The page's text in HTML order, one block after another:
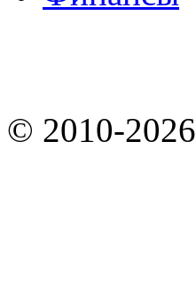
© 2010-2026